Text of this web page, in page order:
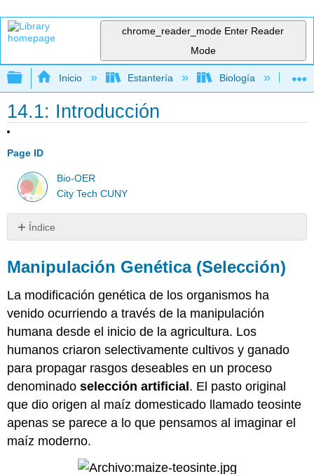
chrome_reader_mode Enter Reader
Mode
Expandir/contraer jerarquía global
Inicio Estantería Biología
14.1: Introducción
Page ID
Bio-OER
City Tech CUNY
Índice
Genética
(Selección)
Variación:
Domesticación
cultivos
Variación:
Domesticación
Animal
Manipulación
Genética
(Ingeniería)
Ingeniería
Manipulación Genética (Selección)
La modificación genética de los organismos ha
venido ocurriendo a través de la manipulación
humana desde el inicio de la agricultura. Los
humanos criaron selectivamente cultivos y ganado
para propagar rasgos deseables en un proceso
denominadoselección artificial. El pasto original
que dio origen al maíz domesticado llamado teosinte
apenas se parece a lo que pensamos al imaginar el
maíz moderno.